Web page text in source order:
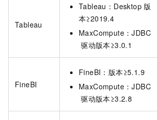
Tableau
Tableau：Desktop 版
本≥2019.4
MaxCompute：JDBC
驱动版本≥3.0.1
FineBI
FineBI：版本≥5.1.9
MaxCompute：JDBC
驱动版本≥3.2.8